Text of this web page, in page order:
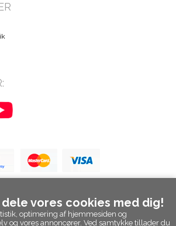
vores cookies med dig!
optimering af hjemmesiden og
og vores annoncører. Ved samtykke tillader du